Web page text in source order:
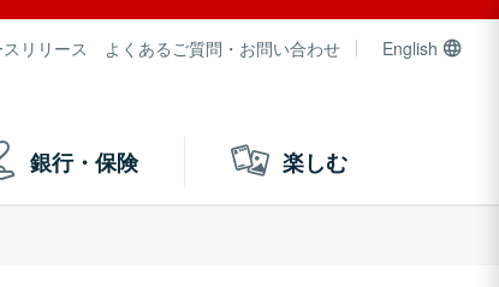
リリース よくあるご質問・お問い合わせ English
銀行・保険 楽しむ